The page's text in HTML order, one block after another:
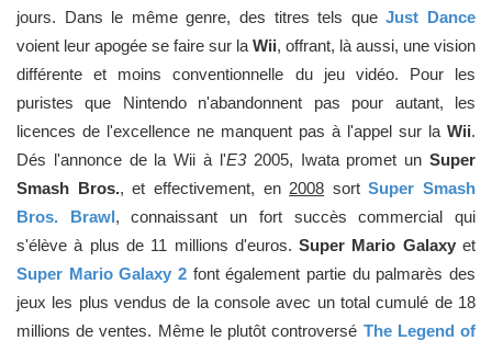
jours. Dans le même genre, des titres tels queJust Dance
voient leur apogée se faire sur la Wii, offrant, là aussi, une vision
différente et moins conventionnelle du jeu vidéo. Pour les
puristes que Nintendo n'abandonnent pas pour autant, les
licences de l'excellence ne manquent pas à l'appel sur la Wii.
Dés l'annonce de la Wii à l'E32005, Iwata promet unSuper
Smash Bros., et effectivement, en 2008 sortSuper Smash
Bros. Brawl, connaissant un fort succès commercial qui
s'élève à plus de 11 millions d'euros.Super Mario Galaxyet
Super Mario Galaxy 2 font également partie du palmarès des
jeux les plus vendus de la console avec un total cumulé de 18
millions de ventes. Même le plutôt controversé The Legend of